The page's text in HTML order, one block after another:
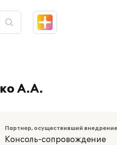
А.А.
Партнер, осуществивший
Консоль-сопровождение